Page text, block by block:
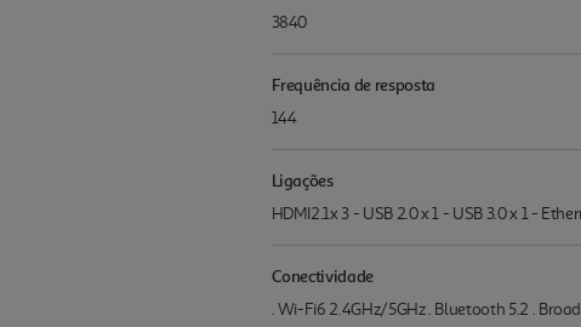
3840
Frequência de resposta
144
Ligações
HDMI2.1x 3 - USB 2.0 x 1 - USB 3.0 x 1 -
Conectividade
. Wi-Fi6 2.4GHz/5GHz . Bluetooth 5.2 .